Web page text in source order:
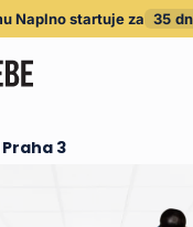
Naplnostartuje za 35
3